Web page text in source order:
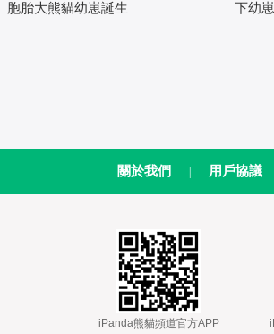
胞胎大熊貓幼崽誕生
下幼崽
關於我們 用戶協議
iPanda熊貓頻道官方APP